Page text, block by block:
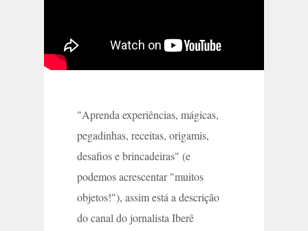
"Aprenda experiências, mágicas,
pegadinhas, receitas, origamis,
desafios e brincadeiras" (e
podemos acrescentar "muitos
objetos!"), assim está a descrição
do canal do jornalista Iberê